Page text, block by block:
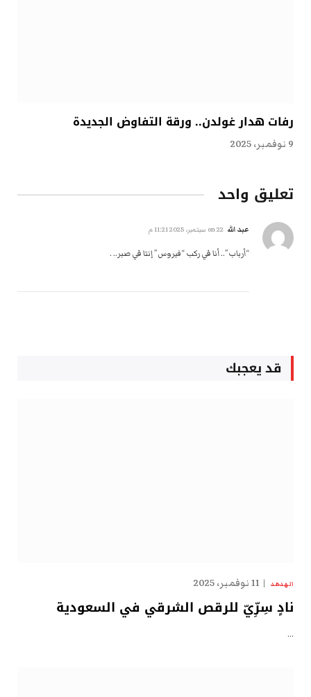
رفات هدار غولدن.. ورقة التفاوض الجديدة
9 نوفمبر، 2025
تعليق واحد
عبد الله 22 سبتمبر، 2025 11:21 م
“أرباب”.. أنا في ركب “فيروس” إنتا في صبر.. .
قد يعجبك
الهدهد 11 نوفمبر، 2025
نادٍ سِرِّيّ للرقص الشرقي في السعودية
…